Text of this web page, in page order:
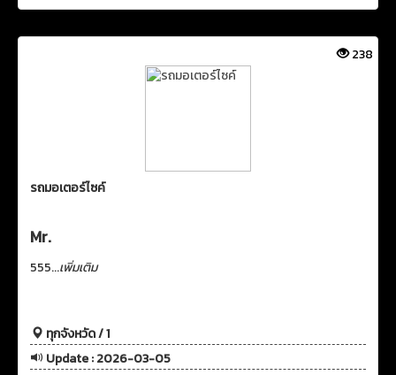
238
รถมอเตอร์ไซค์
Mr.
555...เพิ่มเติม
ทุกจังหวัด / 1
Update : 2026-03-05